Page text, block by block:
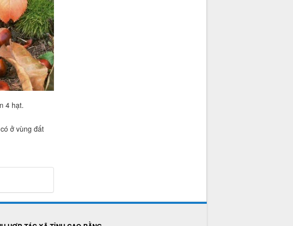
4 hạt.
ở vùng đất